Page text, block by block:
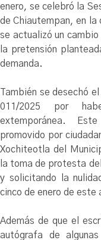
enero, se celebró la
de Chiautempan, en
se actualizó un
la pretensión
demanda.
También se desechó
011/2025 por
extemporánea.
promovido por
Xochiteotla del
la toma de protesta
y solicitando la
cinco de enero de este
Además de que el
autógrafa de